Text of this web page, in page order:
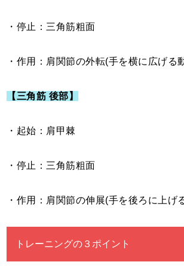
・停止：三角筋粗面
・作用：肩関節の外転(手を横に広げる
【三角筋 後部】
・起始：肩甲棘
・停止：三角筋粗面
・作用：肩関節の伸展(手を後ろに上げ
トレーニングの３ポイント